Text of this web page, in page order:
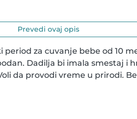
Prevedi ovaj opis
za cuvanje bebe od 10
Dadilja bi imala smestaj i
da provodi vreme u prirodi.